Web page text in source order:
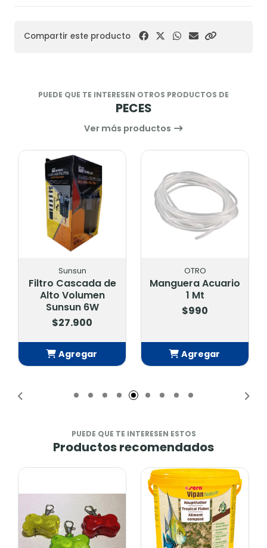
Compartir este producto
PUEDE QUE TE INTERESEN OTROS PRODUCTOS DE
PECES
Ver más productos
Sunsun
Filtro Cascada de
Alto Volumen
Sunsun 6W
$27.900
Agregar
OTRO
Manguera Acuario
1 Mt
$990
Agregar
PUEDE QUE TE INTERESEN ESTOS
Productos recomendados